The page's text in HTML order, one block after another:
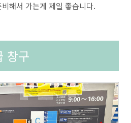
해서 가는게 제일 좋습니다.
창구